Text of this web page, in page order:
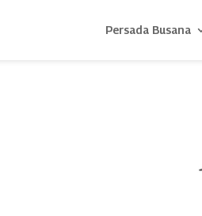
Persada Busana